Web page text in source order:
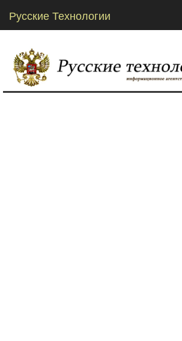
Русские Технологии